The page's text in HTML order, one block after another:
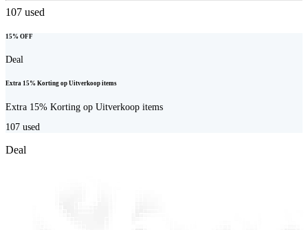
107 used
15% OFF
Deal
Extra 15% Korting op Uitverkoop items
Extra 15% Korting op Uitverkoop items
107 used
Deal